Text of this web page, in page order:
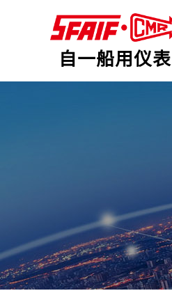
自一船用仪表